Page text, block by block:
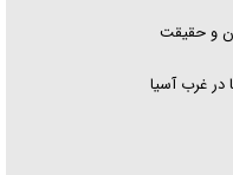
و حقیقت
در غرب آسیا